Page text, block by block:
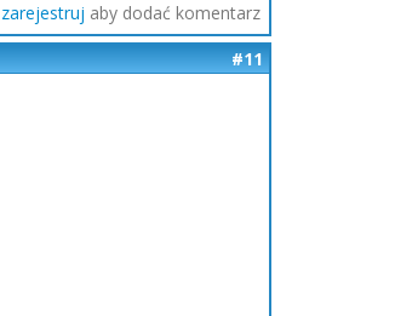
zarejestruj aby dodać komentarz
#11